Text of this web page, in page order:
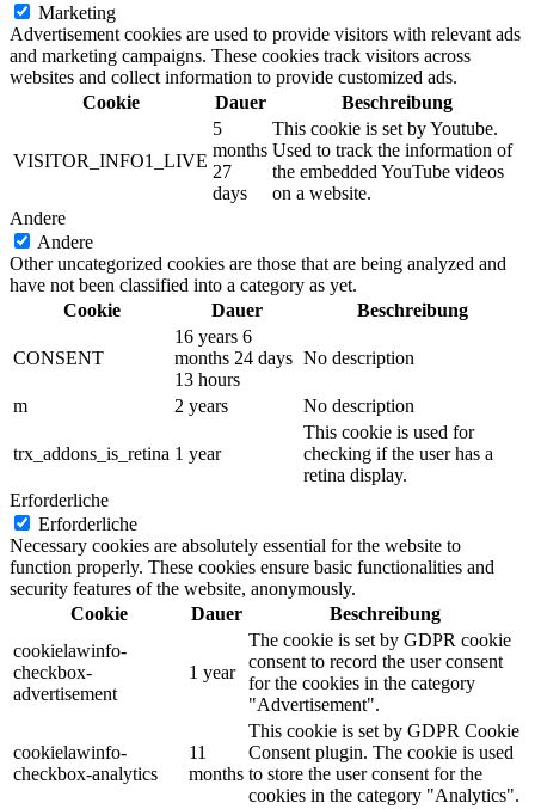
Marketing
Advertisement cookies are used to provide visitors with relevant ads
and marketing campaigns. These cookies track visitors across
websites and collect information to provide customized ads.
Cookie
Dauer Beschreibung
VISITOR_INFO1_LIVE
5
months
27
days
This cookie is set by Youtube.
Used to track the information of
the embedded YouTube videos
on a website.
Andere
Andere
Other uncategorized cookies are those that are being analyzed and
have not been classified into a category as yet.
Cookie
Dauer Beschreibung
CONSENT
16 years 6
months 24 days
13 hours
No description
m 2 years No description
trx_addons_is_retina 1 year
This cookie is used for
checking if the user has a
retina display.
Erforderliche
Erforderliche
Necessary cookies are absolutely essential for the website to
function properly. These cookies ensure basic functionalities and
security features of the website, anonymously.
Cookie
Dauer
Beschreibung
cookielawinfo-
checkbox-
advertisement
1 year
The cookie is set by GDPR cookie
consent to record the user consent
for the cookies in the category
"Advertisement".
cookielawinfo-
checkbox-analytics
11
months
This cookie is set by GDPR Cookie
Consent plugin. The cookie is used
to store the user consent for the
cookies in the category "Analytics".